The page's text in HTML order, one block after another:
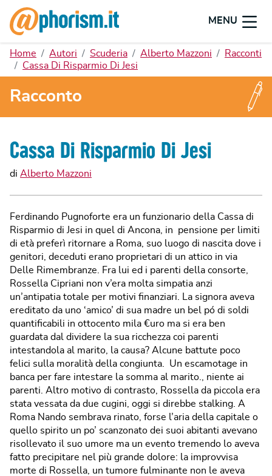
MENU
Home Autori Scuderia Alberto Mazzoni
Racconti
Cassa Di Risparmio Di Jesi
Racconto
Cassa Di Risparmio Di Jesi
di Alberto Mazzoni
Ferdinando Pugnoforte era un funzionario della Cassa di
Risparmio di Jesi in quel di Ancona, in pensione per limiti
di età preferì ritornare a Roma, suo luogo di nascita dove i
genitori, deceduti erano proprietari di un attico in via
Delle Rimembranze. Fra lui ed i parenti della consorte,
Rossella Cipriani non v’era molta simpatia anzi
un’antipatia totale per motivi finanziari. La signora aveva
ereditato da uno ‘amico’ di sua madre un bel pó di soldi
quantificabili in ottocento mila €uro ma si era ben
guardata dal dividere la sua ricchezza coi parenti
intestandola al marito, la causa? Alcune battute poco
felici sulla moralità della congiunta. Un escamotage in
banca per fare intestare la somma al marito., niente ai
parenti. Altro motivo di contrasto, Rossella da piccola era
stata vessata da due cugini, oggi si direbbe stalking. A
Roma Nando sembrava rinato, forse l’aria della capitale o
quello spirito un po’ scanzonato dei suoi abitanti avevano
risollevato il suo umore ma un evento tremendo lo aveva
fatto precipitare nel più grande dolore: la improvvisa
morte di Rossella, un tumore fulminante non le aveva